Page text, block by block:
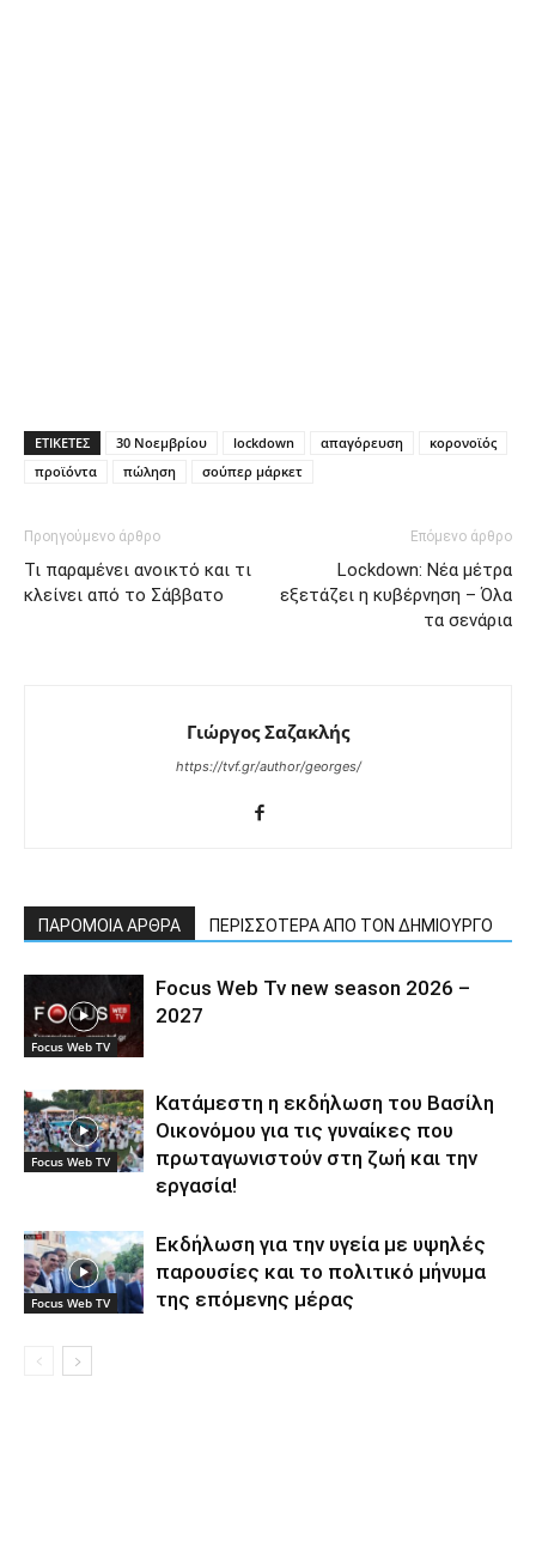
ΕΤΙΚΕΤΕΣ 30 Νοεμβρίου lockdown απαγόρευση
κορονοϊός
προϊόντα
πώληση σούπερ μάρκετ
Προηγούμενο άρθρο
Τι παραμένει ανοικτό και τι
κλείνει από το Σάββατο
Επόμενο άρθρο
Lockdown: Νέα μέτρα
εξετάζει η κυβέρνηση – Όλα
τα σενάρια
Γιώργος Σαζακλής
https://tvf.gr/author/georges/
ΠΑΡΟΜΟΙΑ ΑΡΘΡΑ ΠΕΡΙΣΣΟΤΕΡΑ ΑΠΟ ΤΟΝ ΔΗΜΙΟΥΡΓΟ
Focus Web TV
Focus Web Tv new season 2026 –
2027
Focus Web TV
Κατάμεστη η εκδήλωση του Βασίλη
Οικονόμου για τις γυναίκες που
πρωταγωνιστούν στη ζωή και την
εργασία!
Focus Web TV
Εκδήλωση για την υγεία με υψηλές
παρουσίες και το πολιτικό μήνυμα
της επόμενης μέρας